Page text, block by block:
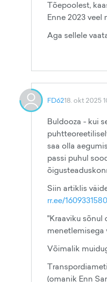
Tõepoolest,
Enne 2023 veel
Aga sellele
FD6218. okt 2025
Buldooza - kui
saa olla
passi puhul
Siin artiklis
rr.ee/
"Kraaviku
menetlemisega
Võimalik
(omanik Enn